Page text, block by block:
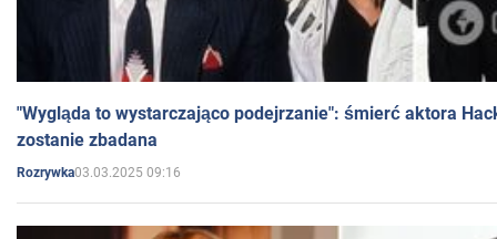
"Wygląda to wystarczająco podejrzanie": śmierć aktora
zostanie zbadana
Rozrywka03.03.2025 09:16